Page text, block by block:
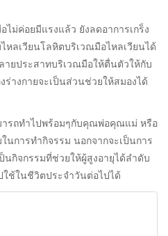
อยมีแรงแล้ว ยังลดอาการเกร็ง
ลเวียนโลหิตบริเวณมือไหลเวียนได้
ยประสาทบริเวณมือให้ตื่นตัวให้กับ
ร่างกายจะเป็นส่วนช่วยให้สมองได้
ถทำไปพร้อมๆกับคุณพ่อคุณแม่ หรือ
นการทำกิจรรม นอกจากจะเป็นการ
กิจกรรมที่ช่วยให้ผู้สูงอายุได้ลำดับ
ช้ในชีวิตประจำวันต่อไปได้